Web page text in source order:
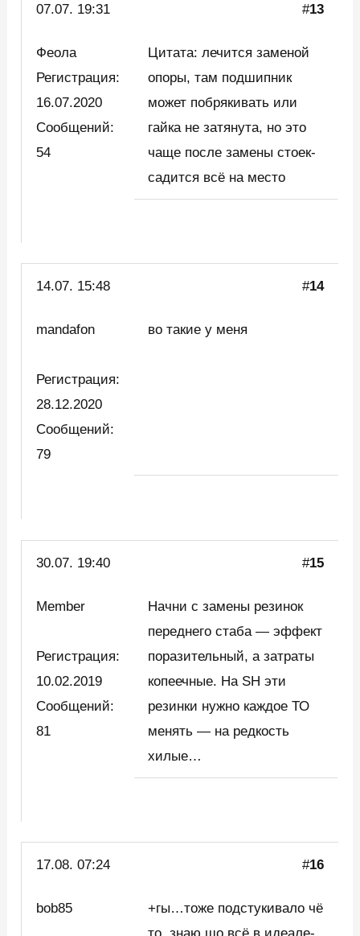
07.07. 19:31 #13
Феола
Регистрация:
16.07.2020
Сообщений:
54
Цитата: лечится заменой
опоры, там подшипник
может побрякивать или
гайка не затянута, но это
чаще после замены стоек-
садится всё на место
14.07. 15:48 #14
mandafon
Регистрация:
28.12.2020
Сообщений:
79
во такие у меня
30.07. 19:40 #15
Member
Регистрация:
10.02.2019
Сообщений:
81
Начни с замены резинок
переднего стаба — эффект
поразительный, а затраты
копеечные. На SH эти
резинки нужно каждое ТО
менять — на редкость
хилые…
17.08. 07:24 #16
bob85
+гы…тоже подстукивало чё